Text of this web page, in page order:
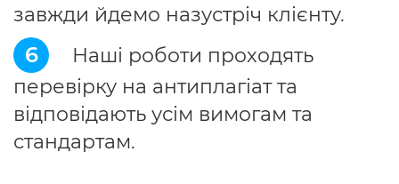
завжди йдемо назустріч клієнту.
6
Наші роботи проходять
перевірку на антиплагіат та
відповідають усім вимогам та
стандартам.